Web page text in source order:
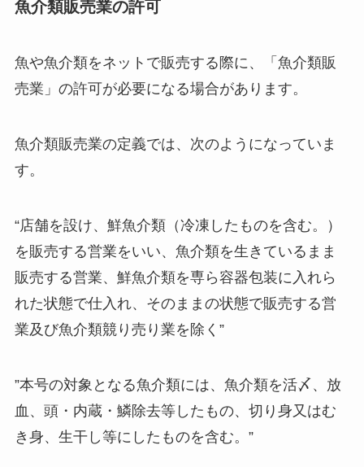
魚介類販売業の許可
魚や魚介類をネットで販売する際に、「魚介類販
売業」の許可が必要になる場合があります。
魚介類販売業の定義では、次のようになっていま
す。
“店舗を設け、鮮魚介類（冷凍したものを含む。）
を販売する営業をいい、魚介類を生きているまま
販売する営業、鮮魚介類を専ら容器包装に入れら
れた状態で仕入れ、そのままの状態で販売する営
業及び魚介類競り売り業を除く”
”本号の対象となる魚介類には、魚介類を活〆、放
血、頭・内蔵・鱗除去等したもの、切り身又はむ
き身、生干し等にしたものを含む。”